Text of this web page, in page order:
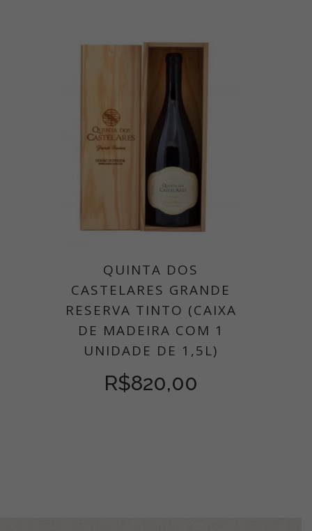
QUINTA DOS
CASTELARES GRANDE
RESERVA TINTO (CAIXA
DE MADEIRA COM 1
UNIDADE DE 1,5L)
R$820,00